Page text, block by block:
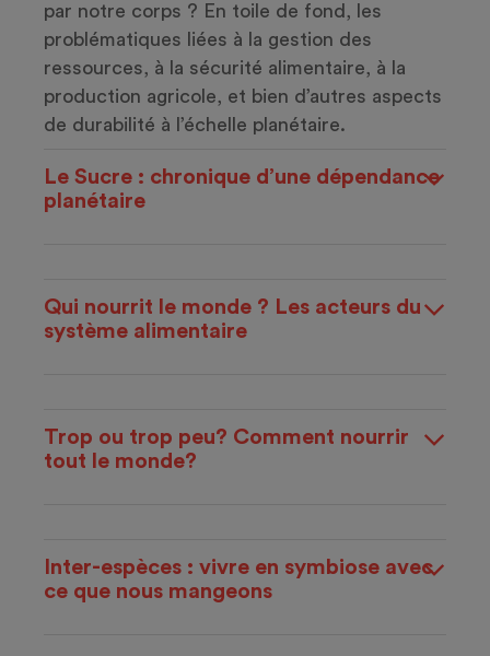
par notre corps ? En toile de fond, les
problématiques liées à la gestion des
ressources, à la sécurité alimentaire, à la
production agricole, et bien d’autres aspects
de durabilité à l’échelle planétaire.
Le Sucre : chronique d’une dépendance
planétaire
Qui nourrit le monde ? Les acteurs du
système alimentaire
Trop ou trop peu? Comment nourrir
tout le monde?
Inter-espèces : vivre en symbiose avec
ce que nous mangeons